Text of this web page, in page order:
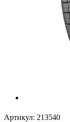
Артикул: 213540